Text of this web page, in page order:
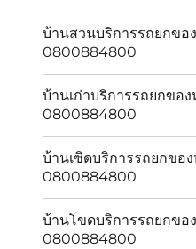
บ้านสวนบริการรถยกข
0800884800
บ้านเก่าบริการรถยกขอ
0800884800
บ้านเซิดบริการรถยกขอ
0800884800
บ้านโขดบริการรถยกข
0800884800